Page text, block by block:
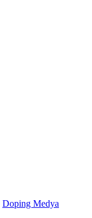
Doping Medya